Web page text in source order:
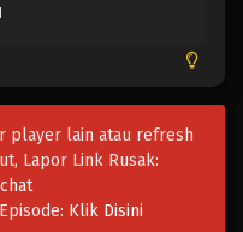
player lain atau refresh
Lapor Link Rusak:
Klik Disini